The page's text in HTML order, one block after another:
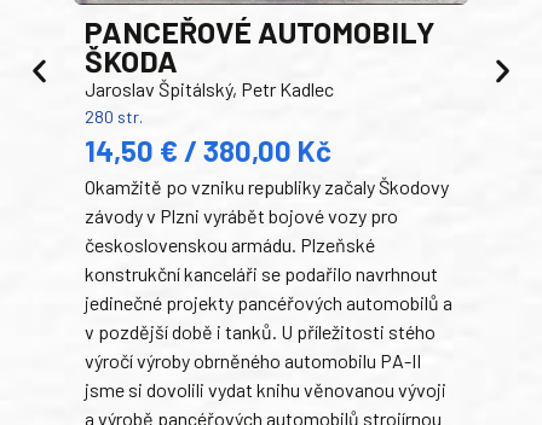
PANCEŘOVÉ AUTOMOBILY
ŠKODA
Jaroslav Špitálský, Petr Kadlec
280 str.
14,50 € / 380,00 Kč
Okamžitě po vzniku republiky začaly Škodovy
závody v Plzni vyrábět bojové vozy pro
československou armádu. Plzeňské
konstrukční kanceláři se podařilo navrhnout
jedinečné projekty pancéřových automobilů a
v pozdější době i tanků. U příležitosti stého
výročí výroby obrněného automobilu PA-II
jsme si dovolili vydat knihu věnovanou vývoji
a výrobě pancéřových automobilů strojírnou